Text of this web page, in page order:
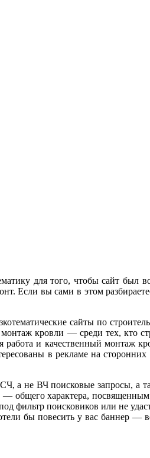
для того, чтобы сайт был
Если вы сами в этом
сайты по
кровли — среди тех, кто
и качественный монтаж
в рекламе на сторонних
а не ВЧ поисковые запросы, а
— общего характера,
фильтр поисковиков или не
бы повесить у вас баннер —